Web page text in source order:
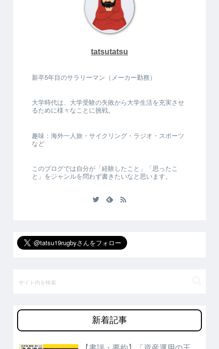
tatsutatsu
新卒5年目のサラリーマン（メーカー勤務）
大学時代は、大学受験の失敗から大学生活を充実させ
るために様々なことに挑戦。
趣味：海外一人旅・サイクリング・ラジオ・スポーツ
など
このブログでは自分が「経験したこと」「思ったこ
と」をジャンルを問わず書きたいなと思います。
新着記事